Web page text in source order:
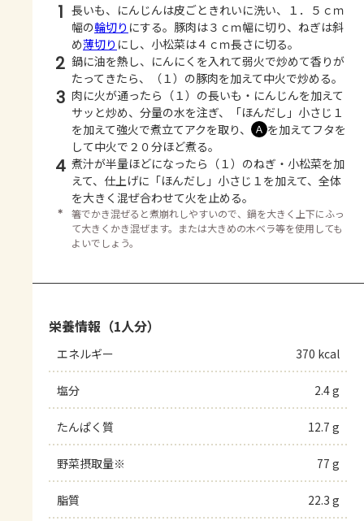
1 長いも、にんじんは皮ごときれいに洗い、１．５ｃｍ
幅の輪切り にする。豚肉は３ｃｍ幅に切り、ねぎは斜
め薄切り にし、小松菜は４ｃｍ長さに切る。
2 鍋に油を熱し、にんにくを入れて弱火で炒めて香りが
たってきたら、（１）の豚肉を加えて中火で炒める。
3 肉に火が通ったら（１）の長いも・にんじんを加えて
サッと炒め、分量の水を注ぎ、「ほんだし」小さじ１
を加えて強火で煮立てアクを取り、
Ａ を加えてフタを
して中火で２０分ほど煮る。
4 煮汁が半量ほどになったら（１）のねぎ・小松菜を加
えて、仕上げに「ほんだし」小さじ１を加えて、全体
を大きく混ぜ合わせて火を止める。
＊
箸でかき混ぜると煮崩れしやすいので、鍋を大きく上下にふっ
て大きくかき混ぜます。または大きめの木ベラ等を使用しても
よいでしょう。
栄養情報（1人分）
エネルギー 370 kcal
塩分 2.4 g
たんぱく質 12.7 g
野菜摂取量※ 77 g
脂質 22.3 g